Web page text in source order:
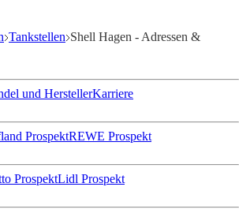
Tankstellen Shell Hagen - Adressen &
und HerstellerKarriere
ProspektREWE Prospekt
ProspektLidl Prospekt